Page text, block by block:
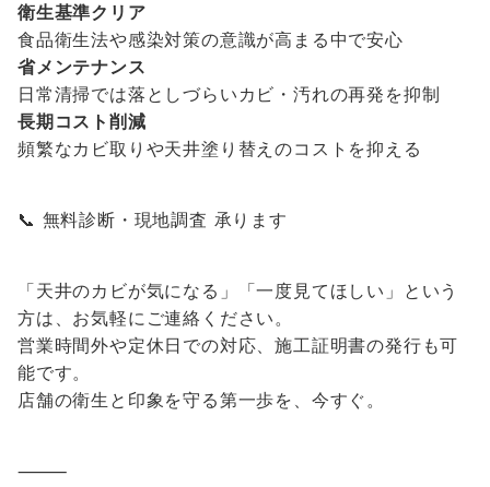
衛生基準クリア
食品衛生法や感染対策の意識が高まる中で安心
省メンテナンス
日常清掃では落としづらいカビ・汚れの再発を抑制
長期コスト削減
頻繁なカビ取りや天井塗り替えのコストを抑える
📞 無料診断・現地調査 承ります
「天井のカビが気になる」「一度見てほしい」という
方は、お気軽にご連絡ください。
営業時間外や定休日での対応、施工証明書の発行も可
能です。
店舗の衛生と印象を守る第一歩を、今すぐ。
⸻